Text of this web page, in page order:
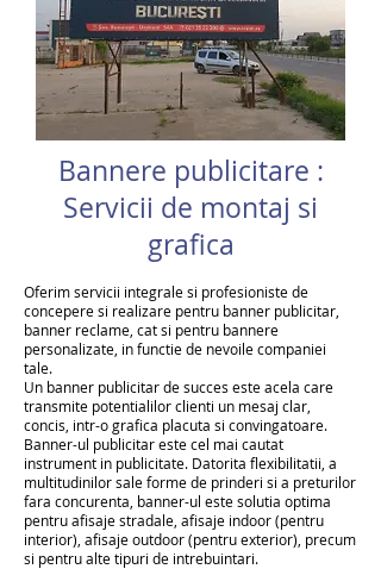
Bannere publicitare :
Servicii de montaj si
grafica
Oferim servicii integrale si profesioniste de
concepere si realizare pentru banner publicitar,
banner reclame, cat si pentru bannere
personalizate, in functie de nevoile companiei
tale.
Un banner publicitar de succes este acela care
transmite potentialilor clienti un mesaj clar,
concis, intr-o grafica placuta si convingatoare.
Banner-ul publicitar este cel mai cautat
instrument in publicitate. Datorita flexibilitatii, a
multitudinilor sale forme de prinderi si a preturilor
fara concurenta, banner-ul este solutia optima
pentru afisaje stradale, afisaje indoor (pentru
interior), afisaje outdoor (pentru exterior), precum
si pentru alte tipuri de intrebuintari.